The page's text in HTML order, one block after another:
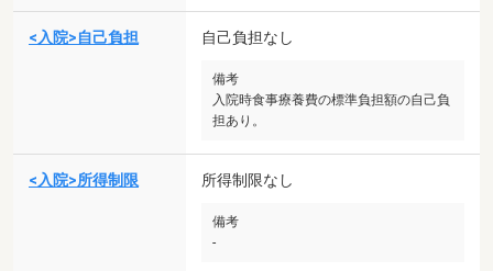
<入院>自己負担 自己負担なし
備考
入院時食事療養費の標準負担額の自己負
担あり。
<入院>所得制限 所得制限なし
備考
-